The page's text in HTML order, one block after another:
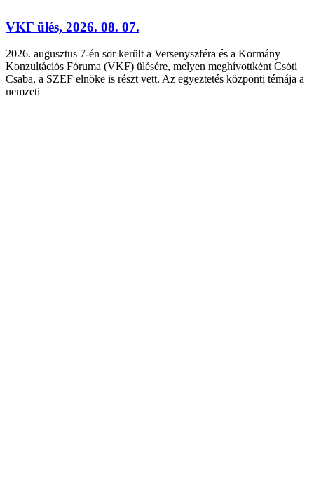
VKF ülés, 2026. 08. 07.
2026. augusztus 7-én sor került a Versenyszféra és a Kormány
Konzultációs Fóruma (VKF) ülésére, melyen meghívottként Csóti
Csaba, a SZEF elnöke is részt vett. Az egyeztetés központi témája a
nemzeti